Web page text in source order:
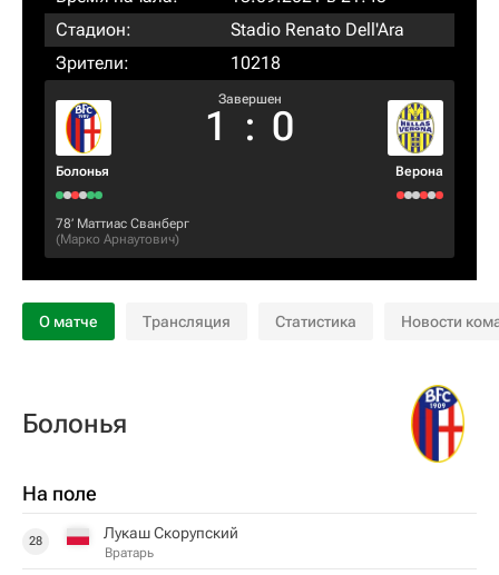
Стадион:
Stadio Renato Dell'Ara
Зрители:
10218
Болонья
Завершен
1 : 0
Верона
78‎’‎ Маттиас Сванберг
(Марко Арнаутович)
О матче Трансляция Статистика Новости
Болонья
На поле
28 Лукаш Скорупский
Вратарь